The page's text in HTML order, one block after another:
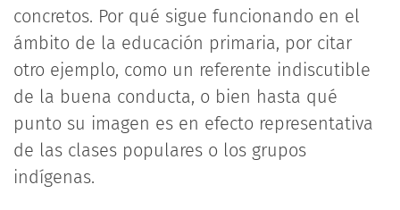
concretos. Por qué sigue funcionando en el
ámbito de la educación primaria, por citar
otro ejemplo, como un referente indiscutible
de la buena conducta, o bien hasta qué
punto su imagen es en efecto representativa
de las clases populares o los grupos
indígenas.